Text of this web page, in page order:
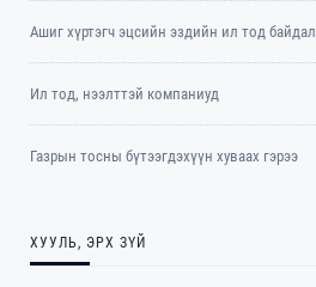
Ашиг хүртэгч эцсийн эздийн ил тод байдал
Ил тод, нээлттэй компаниуд
Газрын тосны бүтээгдэхүүн хуваах гэрээ
ХУУЛЬ, ЭРХ ЗҮЙ